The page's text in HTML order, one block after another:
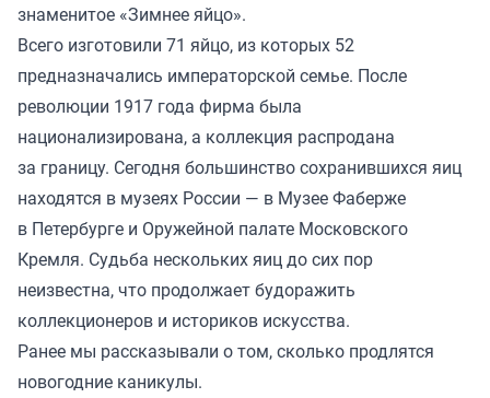
знаменитое «Зимнее яйцо».
Всего изготовили 71 яйцо, из которых 52
предназначались императорской семье. После
революции 1917 года фирма была
национализирована, а коллекция распродана
за границу. Сегодня большинство сохранившихся яиц
находятся в музеях России — в Музее Фаберже
в Петербурге и Оружейной палате Московского
Кремля. Судьба нескольких яиц до сих пор
неизвестна, что продолжает будоражить
коллекционеров и историков искусства.
Ранее мы рассказывали о том, сколько продлятся
новогодние каникулы.